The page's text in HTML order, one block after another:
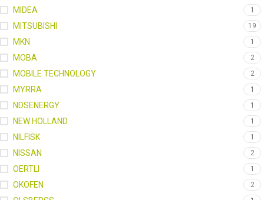
MIDEA 1
MITSUBISHI 19
MKN 1
MOBA 2
MOBILE TECHNOLOGY 2
MYRRA 1
NDSENERGY 1
NEW HOLLAND 1
NILFISK 1
NISSAN 2
OERTLI 1
OKOFEN 2